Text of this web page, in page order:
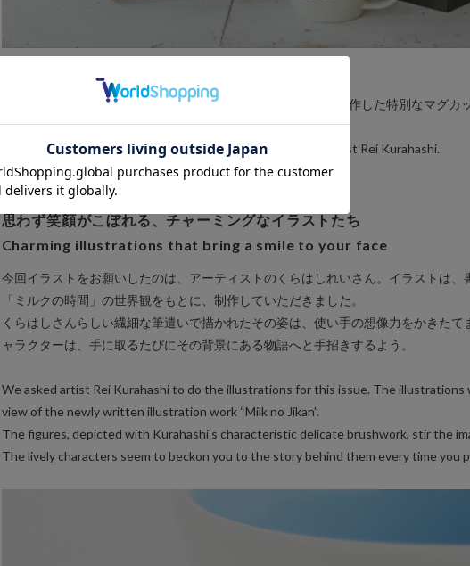
「m.m.d.」から、アーティスト・くらはしれいさんと一緒に制作した特別なマグカ
"m.m.d." is pleased to introduce a special mug created with artist Rei Kurahashi.
思わず笑顔がこぼれる、チャーミングなイラストたち
Charming illustrations that bring a smile to your face
今回イラストをお願いしたのは、アーティストのくらはしれいさん。イラストは、
「ミルクの時間」の世界観をもとに、制作していただきました。
くらはしさんらしい繊細な筆遣いで描かれたその姿は、使い手の想像力をかきたて
ャラクターは、手に取るたびにその背景にある物語へと手招きするよう。
We asked artist Rei Kurahashi to do the illustrations for this issue. The illustrations
view of the newly written illustration work “Milk no Jikan”.
The figures, depicted with Kurahashi's characteristic delicate brushwork, stir the
The lively characters seem to beckon you to the story behind them every time you